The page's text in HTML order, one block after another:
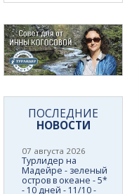
ПОСЛЕДНИЕ
НОВОСТИ
07 августа 2026
Турлидер на
Мадейре - зеленый
остров в океане - 5*
- 10 дней - 11/10 -